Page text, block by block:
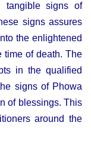
tangible signs of
signs assures
the enlightened
time of death. The
in the qualified
signs of Phowa
of blessings. This
around the